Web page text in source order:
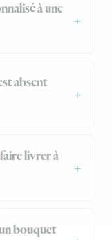
à une
absent
livrer à
bouquet